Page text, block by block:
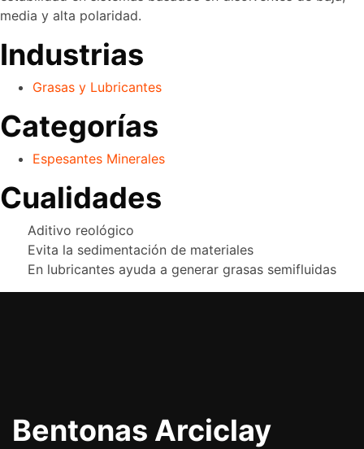
media y alta polaridad.
Industrias
Grasas y Lubricantes
Categorías
Espesantes Minerales
Cualidades
Aditivo reológico
Evita la sedimentación de materiales
En lubricantes ayuda a generar grasas semifluidas
Bentonas Arciclay